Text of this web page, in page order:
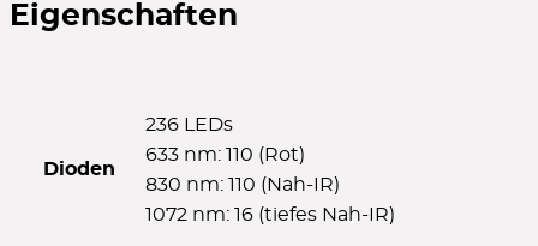
Eigenschaften
Dioden
236 LEDs
633 nm: 110 (Rot)
830 nm: 110 (Nah-IR)
1072 nm: 16 (tiefes Nah-IR)